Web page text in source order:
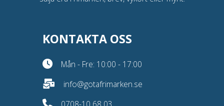
KONTAKTA OSS
Mån - Fre: 10:00 - 17:00
info@gotafrimarken.se